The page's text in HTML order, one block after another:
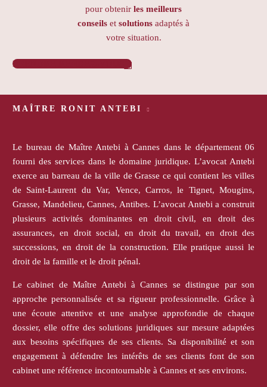
pour obtenir les meilleurs
conseils et solutions adaptés à
votre situation.
PRENDRE RENDEZ-VOUS 
MAÎTRE RONIT ANTEBI
Le bureau de Maître Antebi à Cannes dans le département 06
fourni des services dans le domaine juridique. L’avocat Antebi
exerce au barreau de la ville de Grasse ce qui contient les villes
de Saint-Laurent du Var, Vence, Carros, le Tignet, Mougins,
Grasse, Mandelieu, Cannes, Antibes. L’avocat Antebi a construit
plusieurs activités dominantes en droit civil, en droit des
assurances, en droit social, en droit du travail, en droit des
successions, en droit de la construction. Elle pratique aussi le
droit de la famille et le droit pénal.
Le cabinet de Maître Antebi à Cannes se distingue par son
approche personnalisée et sa rigueur professionnelle. Grâce à
une écoute attentive et une analyse approfondie de chaque
dossier, elle offre des solutions juridiques sur mesure adaptées
aux besoins spécifiques de ses clients. Sa disponibilité et son
engagement à défendre les intérêts de ses clients font de son
cabinet une référence incontournable à Cannes et ses environs.